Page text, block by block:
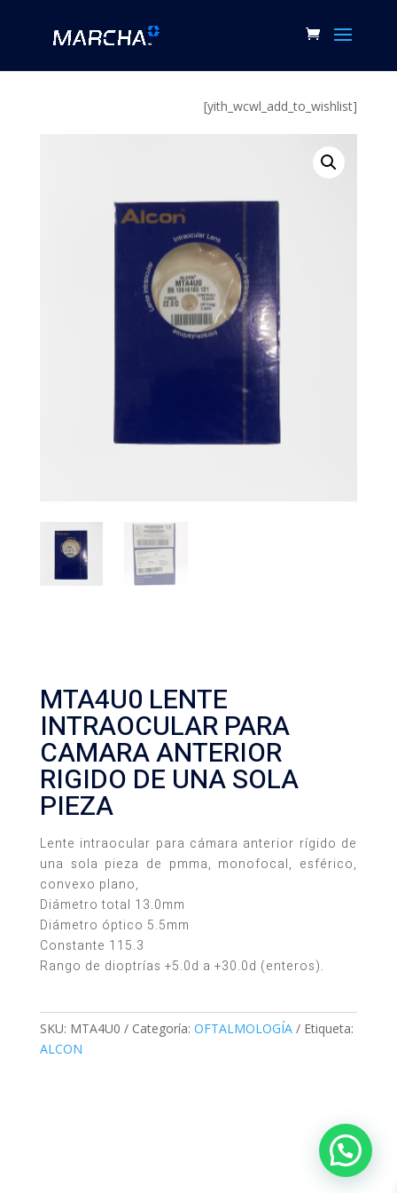
[yith_wcwl_add_to_wishlist]
MTA4U0 LENTE
INTRAOCULAR PARA
CAMARA ANTERIOR
RIGIDO DE UNA SOLA
PIEZA
Lente intraocular para cámara anterior rígido de
una sola pieza de pmma, monofocal, esférico,
convexo plano,
Diámetro total 13.0mm
Diámetro óptico 5.5mm
Constante 115.3
Rango de dioptrías +5.0d a +30.0d (enteros).
SKU: MTA4U0 Categoría: OFTALMOLOGÍA
Etiqueta:
ALCON